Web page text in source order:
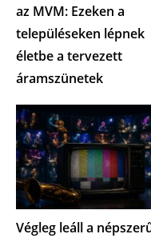
az MVM: Ezeken a
településeken lépnek
életbe a tervezett
áramszünetek
Végleg leáll a